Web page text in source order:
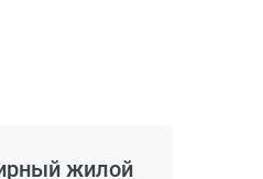
жилой